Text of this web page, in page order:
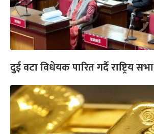
दुई वटा विधेयक पारित गर्दै राष्ट्रिय सभा